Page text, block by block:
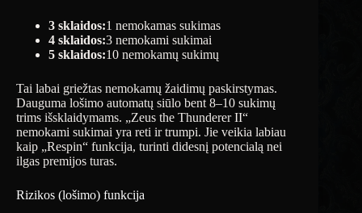
3 sklaidos:1 nemokamas sukimas
4 sklaidos:3 nemokami sukimai
5 sklaidos:10 nemokamų sukimų
Tai labai griežtas nemokamų žaidimų paskirstymas.
Dauguma lošimo automatų siūlo bent 8–10 sukimų
trims išsklaidymams. „Zeus the Thunderer II“
nemokami sukimai yra reti ir trumpi. Jie veikia labiau
kaip „Respin“ funkcija, turinti didesnį potencialą nei
ilgas premijos turas.
Rizikos (lošimo) funkcija